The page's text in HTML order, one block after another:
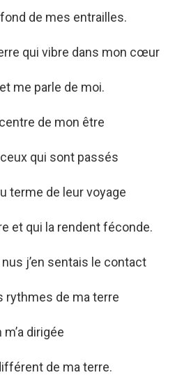
de mes entrailles.
qui vibre dans mon cœur
me parle de moi.
de mon être
qui sont passés
terme de leur voyage
et qui la rendent féconde.
j’en sentais le contact
rythmes de ma terre
dirigée
de ma terre.